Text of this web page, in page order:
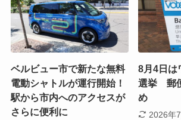
ベルビュー市で新たな無料
電動シャトルが運行開始！
駅から市内へのアクセスが
さらに便利に
8月4日は
選挙 郵
め
2026年